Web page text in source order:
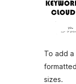
To add
sizes.